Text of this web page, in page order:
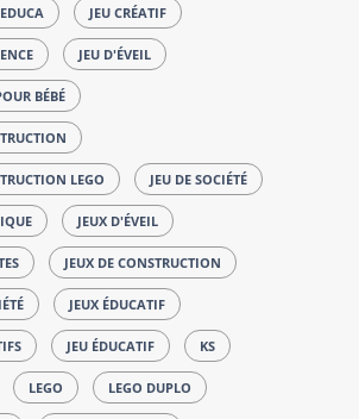
EDUCA JEU CRÉATIF
JEU D'ÉVEIL
BÉBÉ
LEGO JEU DE SOCIÉTÉ
JEUX D'ÉVEIL
JEUX DE CONSTRUCTION
JEUX ÉDUCATIF
JEU ÉDUCATIF KS
LEGO LEGO DUPLO